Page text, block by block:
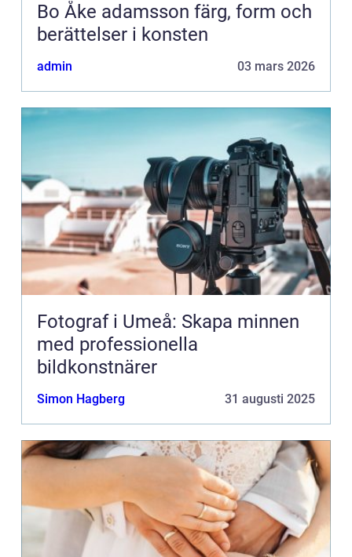
Bo Åke adamsson färg, form och
berättelser i konsten
admin 03 mars 2026
Fotograf i Umeå: Skapa minnen
med professionella
bildkonstnärer
Simon Hagberg 31 augusti 2025